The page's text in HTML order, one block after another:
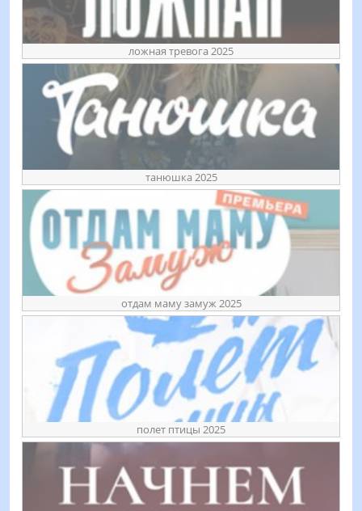
ложная тревога 2025
танюшка 2025
отдам маму замуж 2025
полет птицы 2025